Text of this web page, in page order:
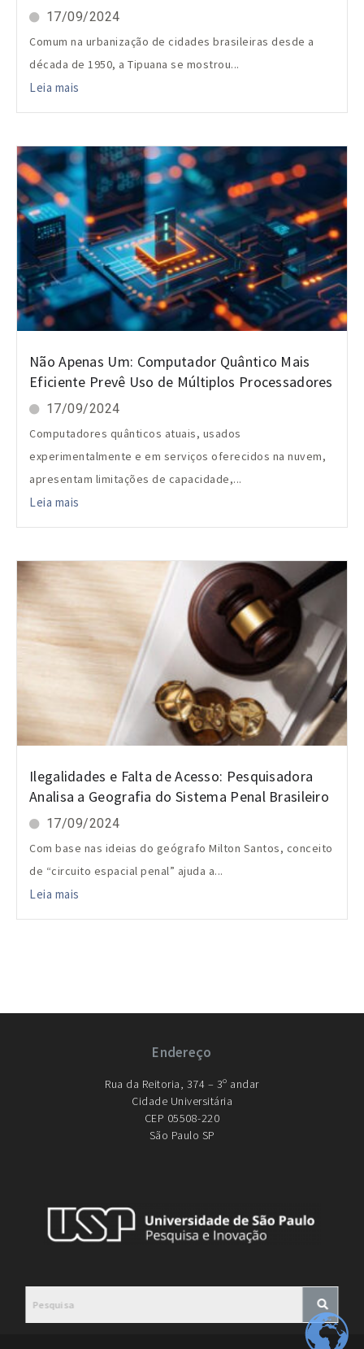
17/09/2024
Comum na urbanização de cidades brasileiras desde a
década de 1950, a Tipuana se mostrou...
Leia mais
Não Apenas Um: Computador Quântico Mais
Eficiente Prevê Uso de Múltiplos Processadores
17/09/2024
Computadores quânticos atuais, usados
experimentalmente e em serviços oferecidos na nuvem,
apresentam limitações de capacidade,...
Leia mais
Ilegalidades e Falta de Acesso: Pesquisadora
Analisa a Geografia do Sistema Penal Brasileiro
17/09/2024
Com base nas ideias do geógrafo Milton Santos, conceito
de “circuito espacial penal” ajuda a...
Leia mais
Endereço
Rua da Reitoria, 374 – 3º andar
Cidade Universitária
CEP 05508-220
São Paulo SP